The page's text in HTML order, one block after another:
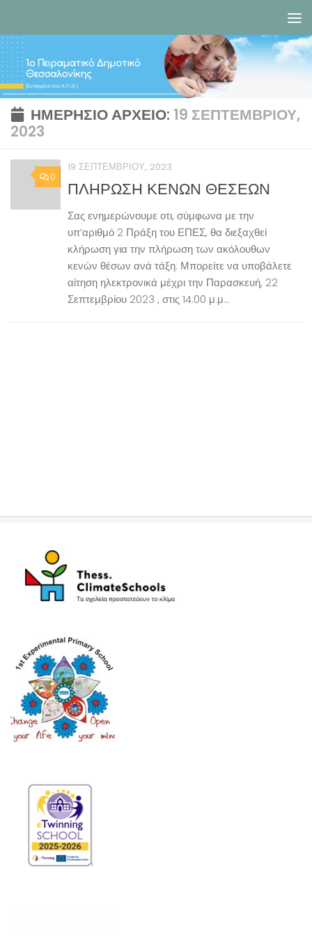
ΗΜΕΡΉΣΙΟ ΑΡΧΕΊΟ: 19 ΣΕΠΤΕΜΒΡΊΟΥ,
2023
0
19 ΣΕΠΤΕΜΒΡΊΟΥ, 2023
ΠΛΗΡΩΣΗ ΚΕΝΩΝ ΘΕΣΕΩΝ
Σας ενημερώνουμε οτι, σύμφωνα με την
υπ’αριθμό 2 Πράξη του ΕΠΕΣ, θα διεξαχθεί
κλήρωση για την πλήρωση των ακόλουθων
κενών θέσων ανά τάξη: Μπορείτε να υποβάλετε
αίτηση ηλεκτρονικά μέχρι την Παρασκευή, 22
Σεπτεμβρίου 2023 , στις 14:00 μ.μ...